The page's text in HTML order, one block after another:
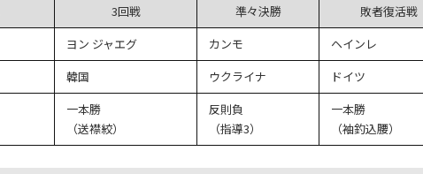
3回戦 準々決勝
敗者復活戦
ヨン ジャエグ カンモ
ヘインレ
韓国 ウクライナ
ドイツ
一本勝
（送襟絞）
反則負
（指導3）
一本勝
（袖釣込腰）